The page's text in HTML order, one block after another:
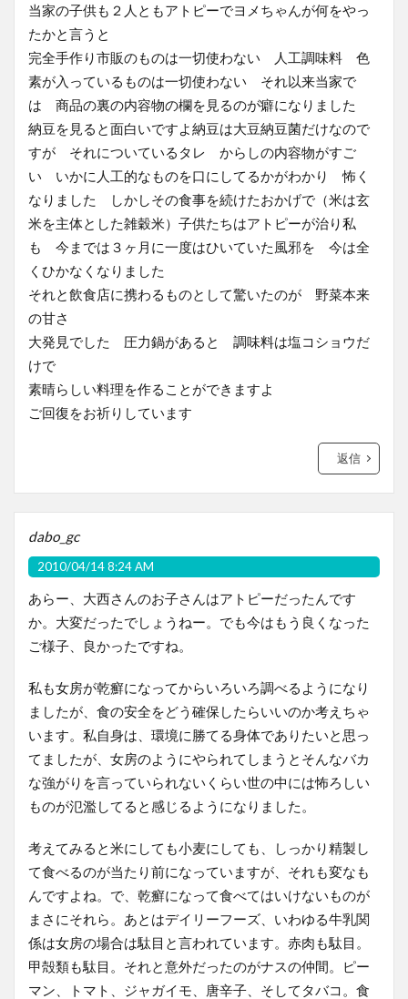
当家の子供も２人ともアトピーでヨメちゃんが何をやっ
たかと言うと
完全手作り市販のものは一切使わない 人工調味料 色
素が入っているものは一切使わない それ以来当家で
は 商品の裏の内容物の欄を見るのが癖になりました
納豆を見ると面白いですよ納豆は大豆納豆菌だけなので
すが それについているタレ からしの内容物がすご
い いかに人工的なものを口にしてるかがわかり 怖く
なりました しかしその食事を続けたおかげで（米は玄
米を主体とした雑穀米）子供たちはアトピーが治り私
も 今までは３ヶ月に一度はひいていた風邪を 今は全
くひかなくなりました
それと飲食店に携わるものとして驚いたのが 野菜本来
の甘さ
大発見でした 圧力鍋があると 調味料は塩コショウだ
けで
素晴らしい料理を作ることができますよ
ご回復をお祈りしています
返信
dabo_gc
2010/04/14 8:24 AM
あらー、大西さんのお子さんはアトピーだったんです
か。大変だったでしょうねー。でも今はもう良くなった
ご様子、良かったですね。
私も女房が乾癬になってからいろいろ調べるようになり
ましたが、食の安全をどう確保したらいいのか考えちゃ
います。私自身は、環境に勝てる身体でありたいと思っ
てましたが、女房のようにやられてしまうとそんなバカ
な強がりを言っていられないくらい世の中には怖ろしい
ものが氾濫してると感じるようになりました。
考えてみると米にしても小麦にしても、しっかり精製し
て食べるのが当たり前になっていますが、それも変なも
んですよね。で、乾癬になって食べてはいけないものが
まさにそれら。あとはデイリーフーズ、いわゆる牛乳関
係は女房の場合は駄目と言われています。赤肉も駄目。
甲殻類も駄目。それと意外だったのがナスの仲間。ピー
マン、トマト、ジャガイモ、唐辛子、そしてタバコ。食